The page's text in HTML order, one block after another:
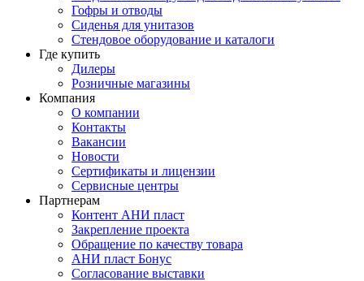
Гофры и отводы
Сиденья для унитазов
Стендовое оборудование и каталоги
Где купить
Дилеры
Розничные магазины
Компания
О компании
Контакты
Вакансии
Новости
Сертификаты и лицензии
Сервисные центры
Партнерам
Контент АНИ пласт
Закрепление проекта
Обращение по качеству товара
АНИ пласт Бонус
Согласование выставки